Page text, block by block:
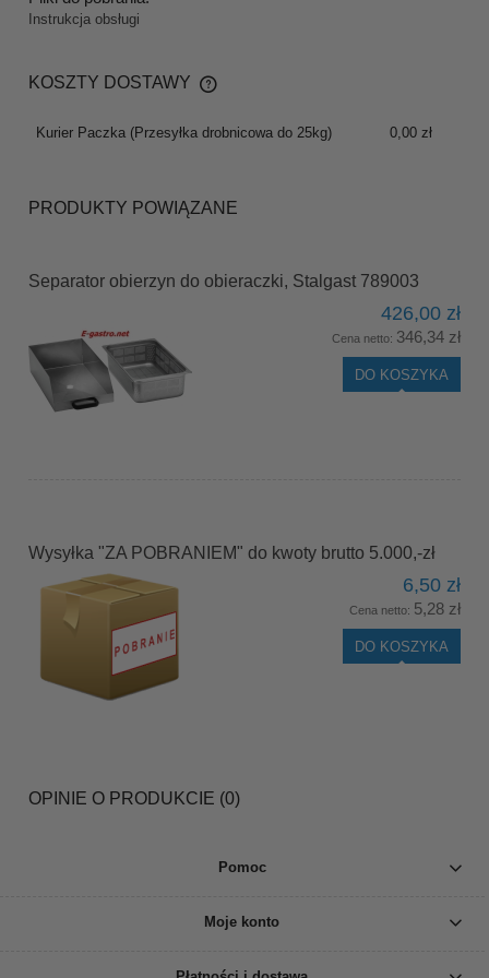
Instrukcja obsługi
KOSZTY DOSTAWY
CENA NIE ZAWIERA EWENTUALNYCH KOSZTÓW
Kurier Paczka(Przesyłka drobnicowa do 25kg) 0,00 zł
PRODUKTY POWIĄZANE
Separator obierzyn do obieraczki, Stalgast 789003
426,00 zł
Cena netto: 346,34 zł
DO KOSZYKA
Wysyłka "ZA POBRANIEM" do kwoty brutto 5.000,-zł
6,50 zł
Cena netto: 5,28 zł
DO KOSZYKA
OPINIE O PRODUKCIE (0)
Pomoc
Moje konto